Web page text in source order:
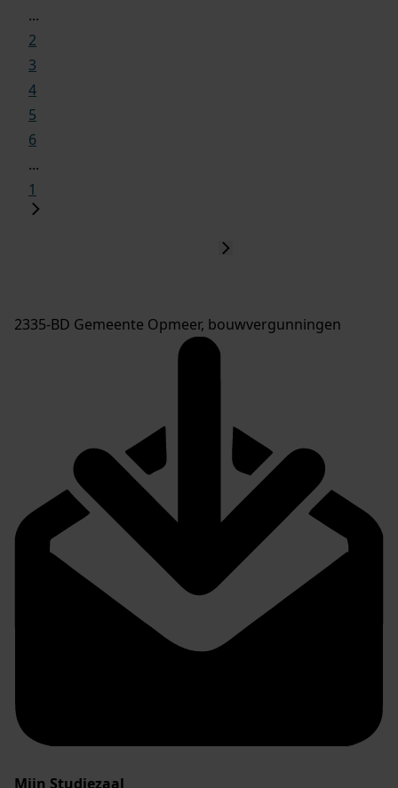
...
2
3
4
5
6
...
1
2335-BD Gemeente Opmeer, bouwvergunningen
Mijn Studiezaal